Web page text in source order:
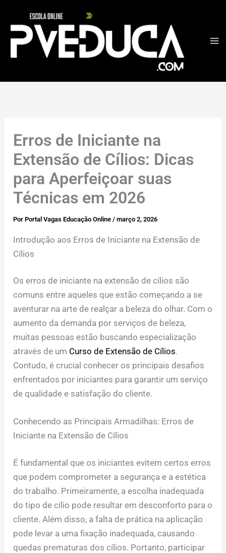
Erros de Iniciante na
Extensão de Cílios: Dicas
para Aperfeiçoar suas
Técnicas em 2026
PorPortal Vagas Educação Online/março 2, 2026
Introdução aos Erros de Iniciante na Extensão de
Cílios
Os erros de iniciante na extensão de cílios são
comuns entre aqueles que estão começando a se
aventurar na arte de realçar a beleza do olhar. Com o
aumento da demanda por serviços de beleza,
muitas pessoas estão buscando especialização
através de um Curso de Extensão de Cílios.
Contudo, é crucial conhecer os principais desafios
enfrentados por iniciantes para garantir um serviço
de qualidade e satisfação do cliente.
Conhecendo as Principais Armadilhas: Erros de
Iniciante na Extensão de Cílios
É fundamental que os iniciantes evitem certos erros
que podem comprometer a segurança e a estética
do trabalho. Primeiramente, a escolha inadequada
do tipo de cílio pode resultar em desconforto para o
cliente. Além disso, a falta de prática na aplicação
pode levar a uma fixação inadequada, causando
quedas prematuras dos cílios. Portanto, participar